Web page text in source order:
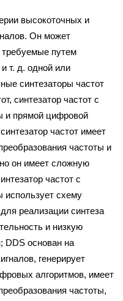
высокоточных и
Он может
требуемые путем
т. д. одной или
синтезаторы частот
синтезатор частот с
и прямой цифровой
частот имеет
частоты и
он имеет сложную
частот с
использует схему
реализации синтеза
и низкую
DDS основан на
генерирует
алгоритмов, имеет
частоты,